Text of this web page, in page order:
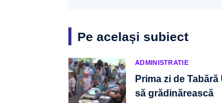
Pe același subiect
ADMINISTRATIE
Prima zi de
să grădinărească